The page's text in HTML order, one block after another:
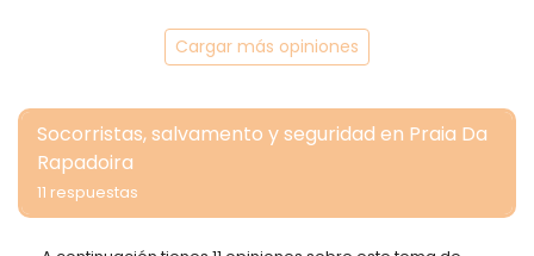
Cargar más opiniones
Socorristas, salvamento y seguridad en Praia Da
Rapadoira
11 respuestas